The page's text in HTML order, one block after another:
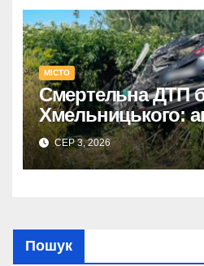
МІСТО
Смертельна ДТП
Хмельницького:
перекинулося,
травмовано його
СЕР 3, 2026
Пошук